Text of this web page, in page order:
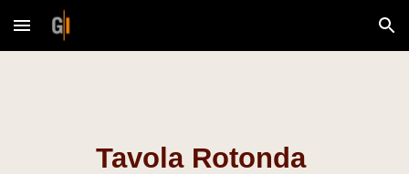
Skip to main content Skip to navigation
Tavola Rotonda